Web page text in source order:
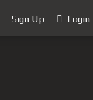
Sign Up Login